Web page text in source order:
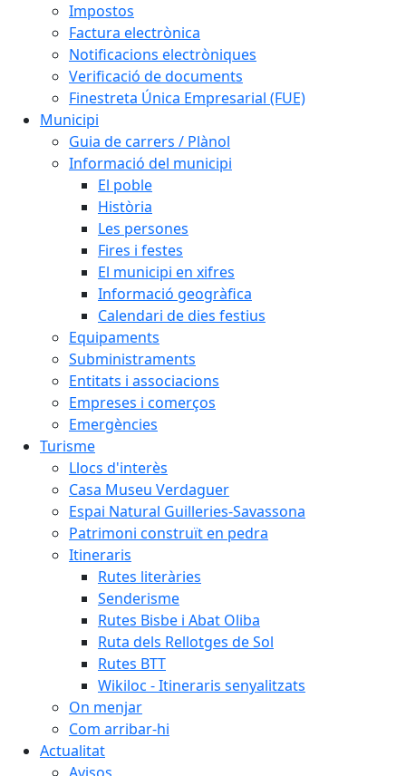
Impostos
Factura electrònica
Notificacions electròniques
Verificació de documents
Finestreta Única Empresarial (FUE)
Municipi
Guia de carrers / Plànol
Informació del municipi
El poble
Història
Les persones
Fires i festes
El municipi en xifres
Informació geogràfica
Calendari de dies festius
Equipaments
Subministraments
Entitats i associacions
Empreses i comerços
Emergències
Turisme
Llocs d'interès
Casa Museu Verdaguer
Espai Natural Guilleries-Savassona
Patrimoni construït en pedra
Itineraris
Rutes literàries
Senderisme
Rutes Bisbe i Abat Oliba
Ruta dels Rellotges de Sol
Rutes BTT
Wikiloc - Itineraris senyalitzats
On menjar
Com arribar-hi
Actualitat